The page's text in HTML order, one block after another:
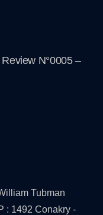
N°0005 –
Tubman
: 1492 Conakry -